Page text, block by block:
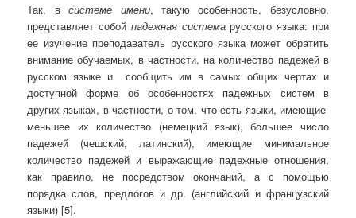
Так, всистеме имени, такую особенность, безусловно,
представляет собой падежная системарусского языка: при
ее изучение преподаватель русского языка может обратить
внимание обучаемых, в частности, на количество падежей в
русском языке и сообщить им в самых общих чертах и
доступной форме об особенностях падежных систем в
других языках, в частности, о том, что есть языки, имеющие
меньшее их количество (немецкий язык), большее число
падежей (чешский, латинский), имеющие минимальное
количество падежей и выражающие падежные отношения,
как правило, не посредством окончаний, а с помощью
порядка слов, предлогов и др. (английский и французский
языки) [5].